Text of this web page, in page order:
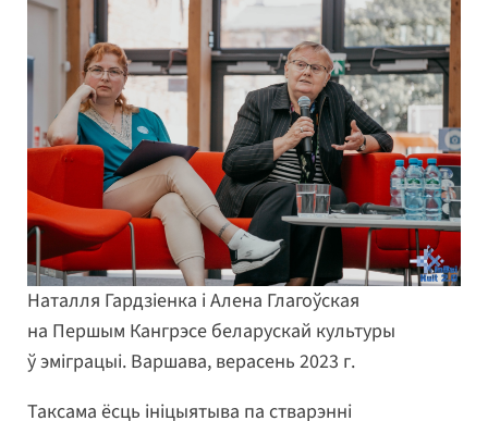
Наталля Гардзіенка і Алена Глагоўская
на Першым Кангрэсе беларускай культуры
ў эміграцыі. Варшава, верасень 2023 г.
Таксама ёсць ініцыятыва па стварэнні